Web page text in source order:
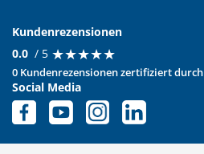
Kundenrezensionen
0.0 / 5 ★★★★★
★★★★★
0 Kundenrezensionen zertifiziert durch
Social Media